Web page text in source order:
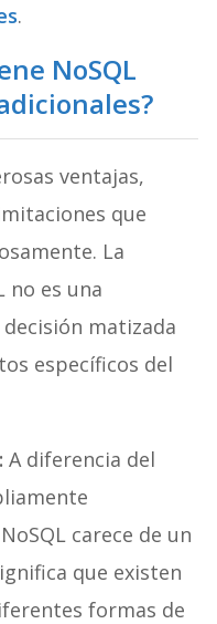
.
NoSQL
ventajas,
que
La
no es una
matizada
específicos del
A diferencia del
carece de un
que existen
formas de